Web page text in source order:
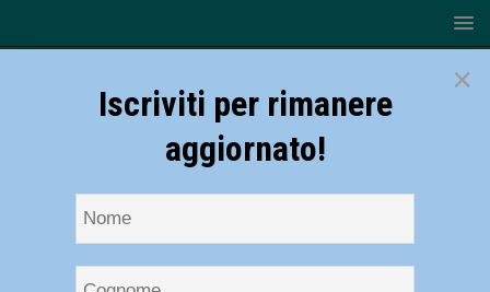
×
Iscriviti per rimanere
aggiornato!